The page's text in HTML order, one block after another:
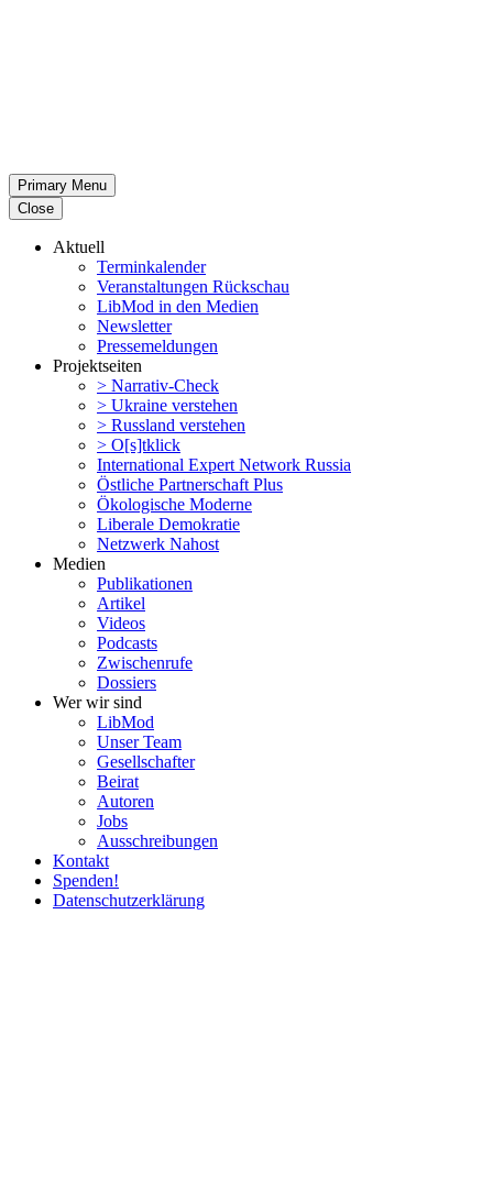
Primary Menu
Close
Aktuell
Termin­ka­lender
Veran­stal­tungen Rückschau
LibMod in den Medien
Newsletter
Presse­mel­dungen
Projekt­seiten
> Narrativ-Check
> Ukraine verstehen
> Russland verstehen
> O[s]tklick
Inter­na­tional Expert Network Russia
Östliche Partner­schaft Plus
Ökolo­gische Moderne
Liberale Demokratie
Netzwerk Nahost
Medien
Publi­ka­tionen
Artikel
Videos
Podcasts
Zwischenrufe
Dossiers
Wer wir sind
LibMod
Unser Team
Gesell­schafter
Beirat
Autoren
Jobs
Ausschrei­bungen
Kontakt
Spenden!
Daten­schutz­er­klärung